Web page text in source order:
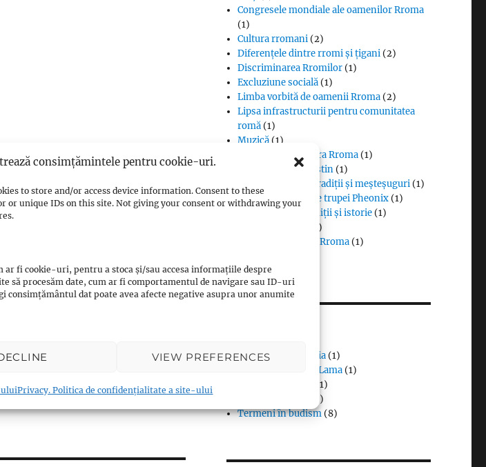
consimțămintele pentru cookie-uri.
to store and/or access device information. Consent to these
or unique IDs on this site. Not giving your consent or withdrawing your
fi cookie-uri, pentru a stoca și/sau accesa informațiile despre
să procesăm date, cum ar fi comportamentul de navigare sau ID-uri
consimțământul dat poate avea afecte negative asupra unor anumite
VIEW PREFERENCES
uluiPrivacy. Politica de confidențialitate a site-ului
Congresele mondiale ale oamenilor Rroma
(1)
Cultura rromani (2)
Diferențele dintre rromi și țigani (2)
Discriminarea Rromilor (1)
Excluziune socială (1)
Limba vorbită de oamenii Rroma (2)
Lipsa infrastructurii pentru comunitatea
romă (1)
Muzică(1)
Proverbe din cultura Rroma (1)
Romii și cultul creștin (1)
Rromii căldărari: tradiții și meșteșuguri (1)
Rromii în melodiile trupei Pheonix (1)
Rromii slătari: tradiții și istorie (1)
(1)
Steagul oamenilor Rroma (1)
Budismul în Japonia (1)
Interviuri cu Dalai Lama (1)
(1)
(1)
Termeni în budism(8)